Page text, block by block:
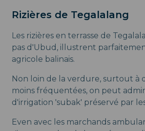
Rizières de Tegalalang
Les rizières en terrasse de
pas d'Ubud, illustrent
agricole balinais.
Non loin de la verdure, surtout à
moins fréquentées, on peut
d'irrigation 'subak' préservé par
Even avec les marchands